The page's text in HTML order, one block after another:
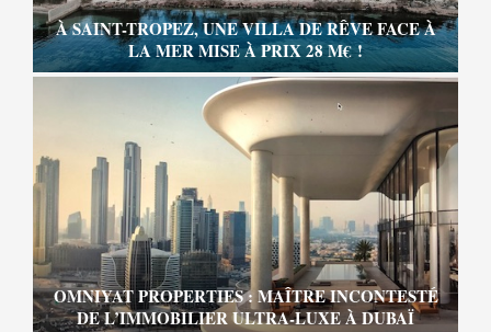
À SAINT-TROPEZ, UNE VILLA DE RÊVE FACE À
LA MER MISE À PRIX 28 M€ !
OMNIYAT PROPERTIES : MAÎTRE INCONTESTÉ
DE L’IMMOBILIER ULTRA-LUXE À DUBAÏ